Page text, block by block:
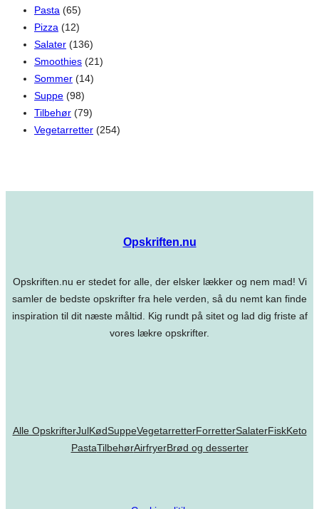
Pasta (65)
Pizza (12)
Salater (136)
Smoothies (21)
Sommer (14)
Suppe (98)
Tilbehør (79)
Vegetarretter (254)
Opskriften.nu
Opskriften.nu er stedet for alle, der elsker lækker og nem mad! Vi
samler de bedste opskrifter fra hele verden, så du nemt kan finde
inspiration til dit næste måltid. Kig rundt på sitet og lad dig friste af
vores lækre opskrifter.
Alle OpskrifterJulKødSuppeVegetarretterForretterSalaterFiskKeto
PastaTilbehørAirfryerBrød og desserter